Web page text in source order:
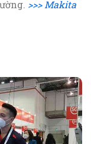
>>> Makita